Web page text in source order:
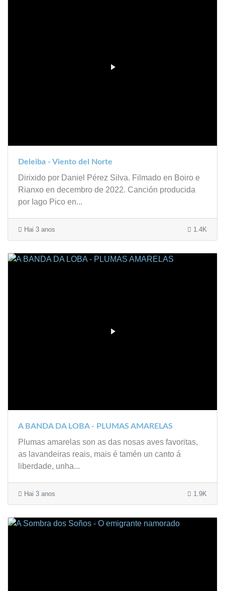
Deleiba - Viento del Norte
Dirixido por Daniel Pérez Silva. Filmado en Boiro e
Rianxo en decembro de 2022. Canción producida
por Iago Pico en...
Hai 3 anos 1.4K
A BANDA DA LOBA - PLUMAS AMARELAS
Plumas amarelas son as das nosas aves favoritas,
as lavandeiras reais, mais é tamén un canto á
liberdade, unha...
Hai 3 anos 1.9K